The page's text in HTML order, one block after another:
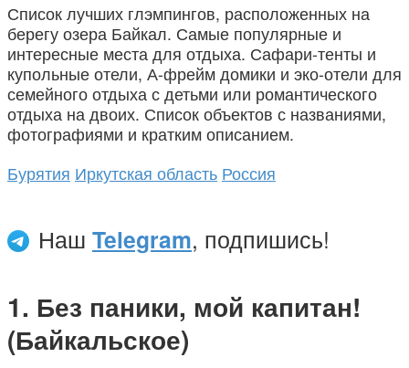
Список лучших глэмпингов, расположенных на
берегу озера Байкал. Самые популярные и
интересные места для отдыха. Сафари-тенты и
купольные отели, А-фрейм домики и эко-отели для
семейного отдыха с детьми или романтического
отдыха на двоих. Список объектов с названиями,
фотографиями и кратким описанием.
Бурятия Иркутская область Россия
Наш Telegram, подпишись!
Без паники, мой капитан!
(Байкальское)